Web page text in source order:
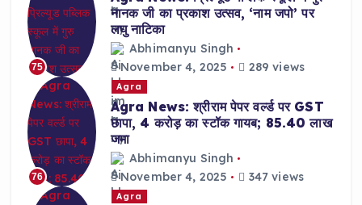
75
नानक जी का प्रकाश उत्सव, ‘नाम जपो’ पर
लघु नाटिका
Abhimanyu Singh
November 4, 2025
289 views
76
Agra
Agra News: श्रीराम पेपर वर्ल्ड पर GST
छापा, 4 करोड़ का स्टॉक गायब; 85.40 लाख
जमा
Abhimanyu Singh
November 4, 2025
347 views
Agra